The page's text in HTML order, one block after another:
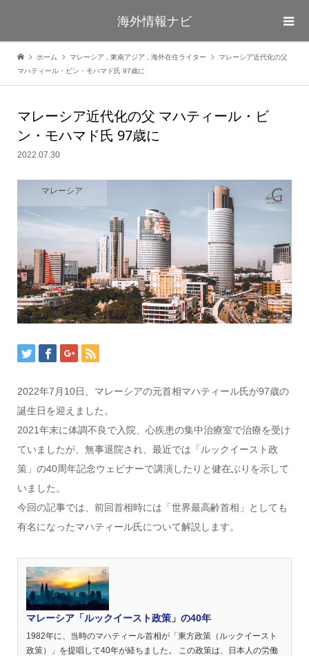
海外情報ナビ
ホーム マレーシア 東南アジア 海外在住ライター
マレーシア近代化の父
マハティール・ビン・モハマド氏 97歳に
マレーシア近代化の父 マハティール・ビ
ン・モハマド氏 97歳に
2022.07.30
マレーシア
2022年7月10日、マレーシアの元首相マハティール氏が97歳の
誕生日を迎えました。
2021年末に体調不良で入院、心疾患の集中治療室で治療を受け
ていましたが、無事退院され、最近では「ルックイースト政
策」の40周年記念ウェビナーで講演したりと健在ぶりを示して
いました。
今回の記事では、前回首相時には「世界最高齢首相」としても
有名になったマハティール氏について解説します。
マレーシア「ルックイースト政策」の40年
1982年に、当時のマハティール首相が「東方政策（ルックイースト
政策）」を提唱して40年が経ちました。 この政策は、日本人の労働